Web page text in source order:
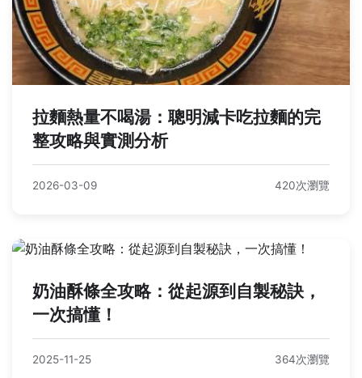
拉麵熱量不喝湯：聰明減卡吃拉麵的完
整攻略與實測分析
2026-03-09 420次瀏覽
奶油酥條全攻略：從起源到自製秘訣，
一次搞懂！
2025-11-25 364次瀏覽